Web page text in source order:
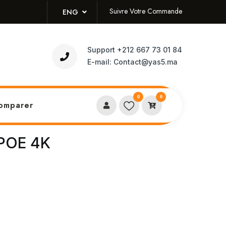
ENG Suivre Votre Commande
Support +212 667 73 01 84
E-mail: Contact@yas5.ma
0 0
4K